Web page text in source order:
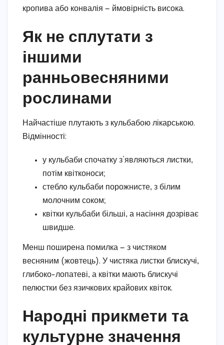
кропива або конвалія — ймовірність висока.
Як не сплутати з
іншими
ранньовесняними
рослинами
Найчастіше плутають з кульбабою лікарською.
Відмінності:
у кульбаби спочатку з’являються листки,
потім квітконоси;
стебло кульбаби порожнисте, з білим
молочним соком;
квітки кульбаби більші, а насіння дозріває
швидше.
Менш поширена помилка — з чистяком
весняним (жовтець). У чистяка листки блискучі,
глибоко-лопатеві, а квітки мають блискучі
пелюстки без язичкових крайових квіток.
Народні прикмети та
культурне значення